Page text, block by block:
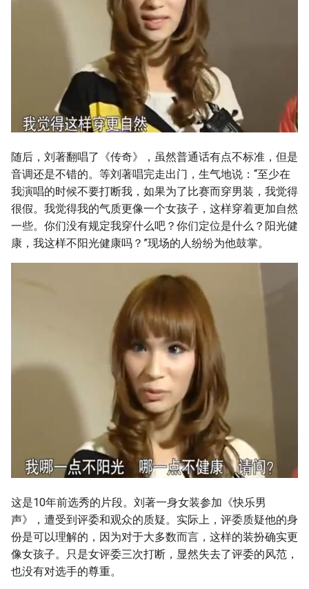
随后，刘著翻唱了《传奇》，虽然普通话有点不标准，但是
音调还是不错的。等刘著唱完走出门，生气地说：“至少在
我演唱的时候不要打断我，如果为了比赛而穿男装，我觉得
很假。我觉得我的气质更像一个女孩子，这样穿着更加自然
一些。你们没有规定我穿什么吧？你们定位是什么？阳光健
康，我这样不阳光健康吗？”现场的人纷纷为他鼓掌。
这是10年前选秀的片段。刘著一身女装参加《快乐男
声》，遭受到评委和观众的质疑。实际上，评委质疑他的身
份是可以理解的，因为对于大多数而言，这样的装扮确实更
像女孩子。只是女评委三次打断，显然失去了评委的风范，
也没有对选手的尊重。